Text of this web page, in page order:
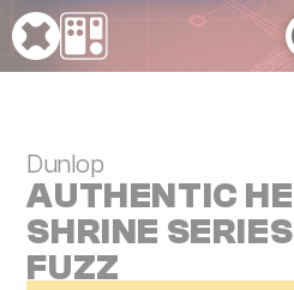
Cookie-Einstellungen
Dunlop
AUTHENTIC
SHRINE
FUZZ